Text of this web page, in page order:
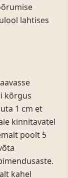
lahtises
kõrgus
1 cm et
kinnitavatel
poolt 5
kahel